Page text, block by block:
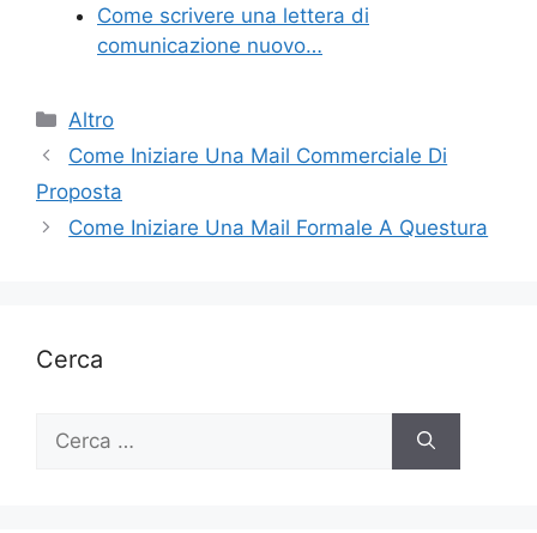
Come scrivere una lettera di
comunicazione nuovo…
Categorie
Altro
Come Iniziare Una Mail Commerciale Di
Proposta
Come Iniziare Una Mail Formale A Questura
Cerca
Ricerca